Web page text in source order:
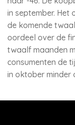
in september. Het
de komende
oordeel over de
twaalf maanden
consumenten de
in oktober minder